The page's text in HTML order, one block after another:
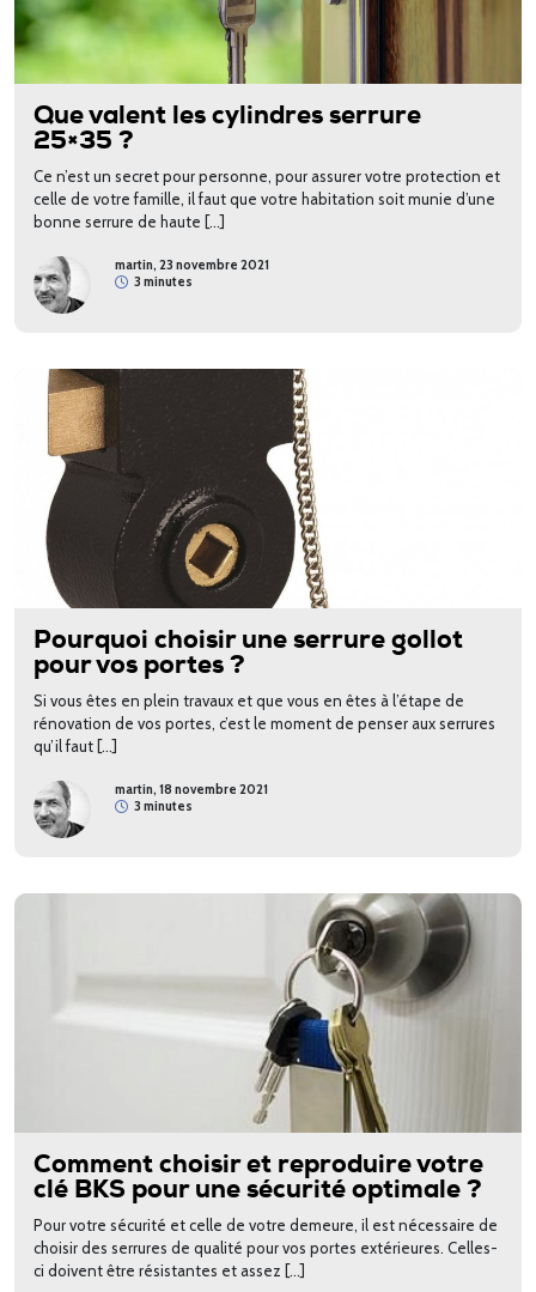
Que valent les cylindres serrure
25×35 ?
Ce n’est un secret pour personne, pour assurer votre protection et
celle de votre famille, il faut que votre habitation soit munie d’une
bonne serrure de haute […]
martin, 23 novembre 2021
3 minutes
Pourquoi choisir une serrure gollot
pour vos portes ?
Si vous êtes en plein travaux et que vous en êtes à l’étape de
rénovation de vos portes, c’est le moment de penser aux serrures
qu’il faut […]
martin, 18 novembre 2021
3 minutes
Comment choisir et reproduire votre
clé BKS pour une sécurité optimale ?
Pour votre sécurité et celle de votre demeure, il est nécessaire de
choisir des serrures de qualité pour vos portes extérieures. Celles-
ci doivent être résistantes et assez […]